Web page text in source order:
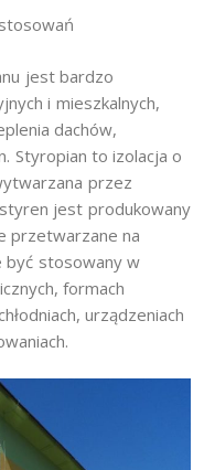
jest bardzo
i mieszkalnych,
dachów,
Styropian to izolacja o
przez
jest produkowany
przetwarzane na
być stosowany w
formach
urządzeniach